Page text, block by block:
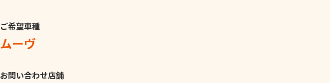
ご希望車種
ムーヴ
お問い合わせ店舗